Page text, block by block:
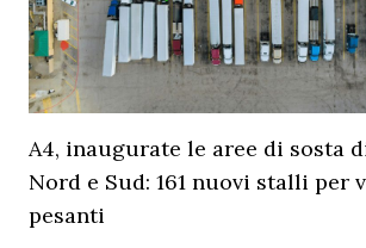
A4, inaugurate le aree di sosta
Nord e Sud: 161 nuovi stalli per
pesanti